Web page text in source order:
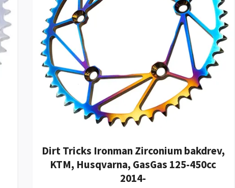
Dirt Tricks Ironman Zirconium bakdrev,
KTM, Husqvarna, GasGas 125-450cc
2014-